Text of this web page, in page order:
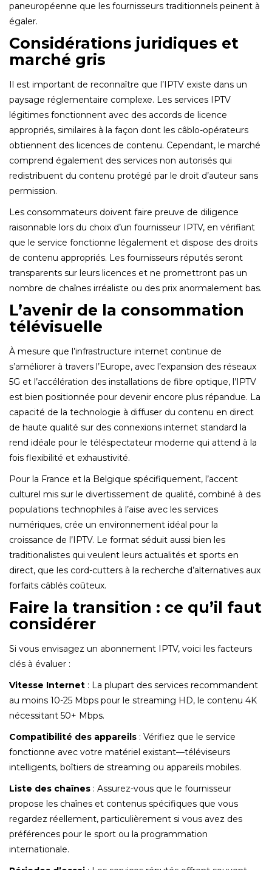
paneuropéenne que les fournisseurs traditionnels peinent à
égaler.
Considérations juridiques et
marché gris
Il est important de reconnaître que l’IPTV existe dans un
paysage réglementaire complexe. Les services IPTV
légitimes fonctionnent avec des accords de licence
appropriés, similaires à la façon dont les câblo-opérateurs
obtiennent des licences de contenu. Cependant, le marché
comprend également des services non autorisés qui
redistribuent du contenu protégé par le droit d’auteur sans
permission.
Les consommateurs doivent faire preuve de diligence
raisonnable lors du choix d’un fournisseur IPTV, en vérifiant
que le service fonctionne légalement et dispose des droits
de contenu appropriés. Les fournisseurs réputés seront
transparents sur leurs licences et ne promettront pas un
nombre de chaînes irréaliste ou des prix anormalement bas.
L’avenir de la consommation
télévisuelle
À mesure que l’infrastructure internet continue de
s’améliorer à travers l’Europe, avec l’expansion des réseaux
5G et l’accélération des installations de fibre optique, l’IPTV
est bien positionnée pour devenir encore plus répandue. La
capacité de la technologie à diffuser du contenu en direct
de haute qualité sur des connexions internet standard la
rend idéale pour le téléspectateur moderne qui attend à la
fois flexibilité et exhaustivité.
Pour la France et la Belgique spécifiquement, l’accent
culturel mis sur le divertissement de qualité, combiné à des
populations technophiles à l’aise avec les services
numériques, crée un environnement idéal pour la
croissance de l’IPTV. Le format séduit aussi bien les
traditionalistes qui veulent leurs actualités et sports en
direct, que les cord-cutters à la recherche d’alternatives aux
forfaits câblés coûteux.
Faire la transition : ce qu’il faut
considérer
Si vous envisagez un abonnement IPTV, voici les facteurs
clés à évaluer :
Vitesse Internet : La plupart des services recommandent
au moins 10-25 Mbps pour le streaming HD, le contenu 4K
nécessitant 50+ Mbps.
Compatibilité des appareils : Vérifiez que le service
fonctionne avec votre matériel existant—téléviseurs
intelligents, boîtiers de streaming ou appareils mobiles.
Liste des chaînes : Assurez-vous que le fournisseur
propose les chaînes et contenus spécifiques que vous
regardez réellement, particulièrement si vous avez des
préférences pour le sport ou la programmation
internationale.